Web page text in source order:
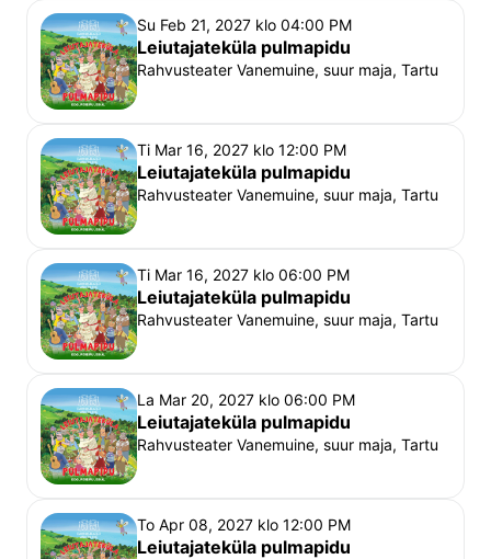
Su Feb 21, 2027 klo 04:00 PM
Leiutajateküla pulmapidu
Rahvusteater Vanemuine, suur maja, Tartu
Ti Mar 16, 2027 klo 12:00 PM
Leiutajateküla pulmapidu
Rahvusteater Vanemuine, suur maja, Tartu
Ti Mar 16, 2027 klo 06:00 PM
Leiutajateküla pulmapidu
Rahvusteater Vanemuine, suur maja, Tartu
La Mar 20, 2027 klo 06:00 PM
Leiutajateküla pulmapidu
Rahvusteater Vanemuine, suur maja, Tartu
To Apr 08, 2027 klo 12:00 PM
Leiutajateküla pulmapidu